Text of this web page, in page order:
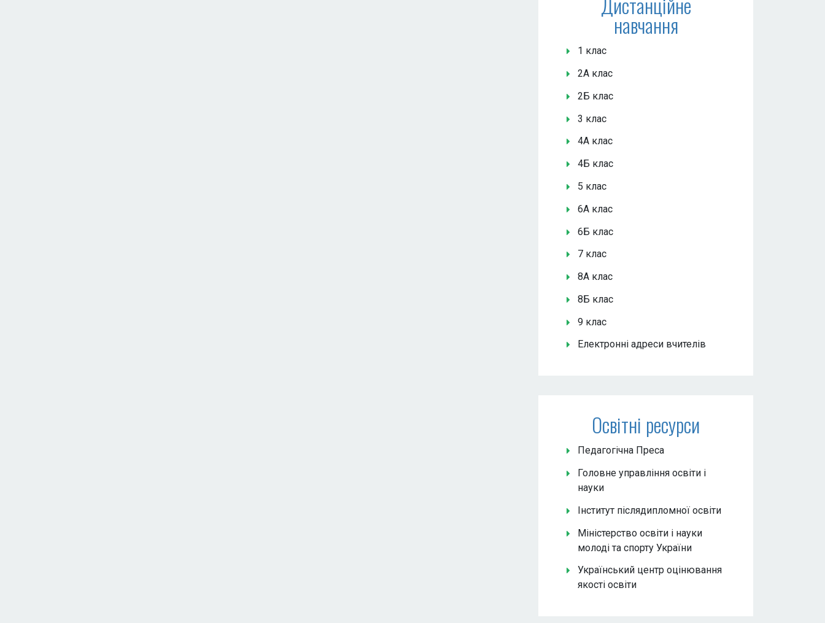
навчання
1 клас
2А клас
2Б клас
3 клас
4А клас
4Б клас
5 клас
6А клас
6Б клас
7 клас
8А клас
8Б клас
9 клас
Електронні адреси вчителів
Освітні ресурси
Педагогічна Преса
Головне управління освіти і
науки
Інститут післядипломної освіти
Міністерство освіти і науки
молоді та спорту України
Український центр оцінювання
якості освіти